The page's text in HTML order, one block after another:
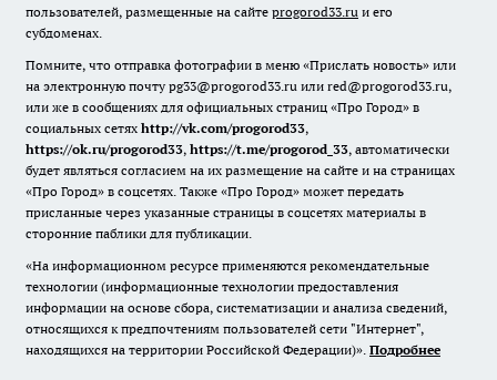
пользователей, размещенные на сайте progorod33.ru и его
субдоменах.
Помните, что отправка фотографии в меню «Прислать новость» или
на электронную почту pg33@progorod33.ru или red@progorod33.ru,
или же в сообщениях для официальных страниц «Про Город» в
социальных сетях http://vk.com/progorod33,
https://ok.ru/progorod33, https://t.me/progorod_33, автоматически
будет являться согласием на их размещение на сайте и на страницах
«Про Город» в соцсетях. Также «Про Город» может передать
присланные через указанные страницы в соцсетях материалы в
сторонние паблики для публикации.
«На информационном ресурсе применяются рекомендательные
технологии (информационные технологии предоставления
информации на основе сбора, систематизации и анализа сведений,
относящихся к предпочтениям пользователей сети "Интернет",
находящихся на территории Российской Федерации)». Подробнее